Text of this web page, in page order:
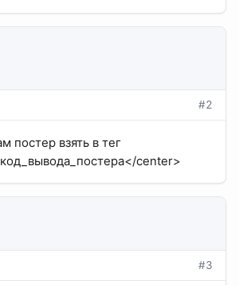
#2
постер взять в тег
center>
#3